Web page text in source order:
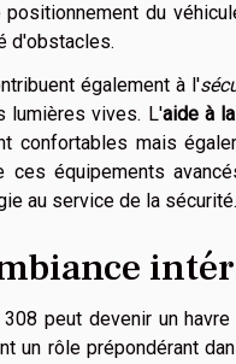
du
d'obstacles.
également à l'
lumières vives. L'aide à
confortables mais
ces équipements
au service de la sécurité.
peut devenir un
un rôle prépondérant